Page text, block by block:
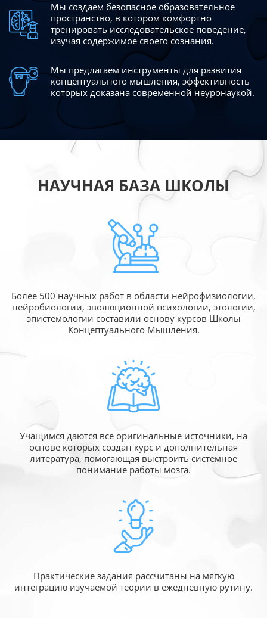
Мы создаем безопасное образовательное
пространство, в котором комфортно
тренировать исследовательское поведение,
изучая содержимое своего сознания.
Мы предлагаем инструменты для развития
концептуального мышления, эффективность
которых доказана современной неуронаукой.
НАУЧНАЯ БАЗА ШКОЛЫ
Более 500 научных работ в области нейрофизиологии,
нейробиологии, эволюционной психологии, этологии,
эпистемологии составили основу курсов Школы
Концептуального Мышления.
Учащимся даются все оригинальные источники, на
основе которых создан курс и дополнительная
литература, помогающая выстроить системное
понимание работы мозга.
Практические задания рассчитаны на мягкую
интеграцию изучаемой теории в ежедневную рутину.